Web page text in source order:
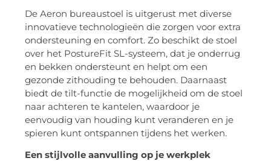
De Aeron bureaustoel is uitgerust met diverse
innovatieve technologieën die zorgen voor extra
ondersteuning en comfort. Zo beschikt de stoel
over het PostureFit SL-systeem, dat je onderrug
en bekken ondersteunt en helpt om een
gezonde zithouding te behouden. Daarnaast
biedt de tilt-functie de mogelijkheid om de stoel
naar achteren te kantelen, waardoor je
eenvoudig van houding kunt veranderen en je
spieren kunt ontspannen tijdens het werken.
Een stijlvolle aanvulling op je werkplek